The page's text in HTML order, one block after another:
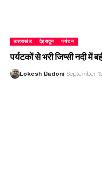
उत्तराखंड देहरादून पर्यटन
पर्यटकों से भरी जिप्सी नदी में
Lokesh Badoni September